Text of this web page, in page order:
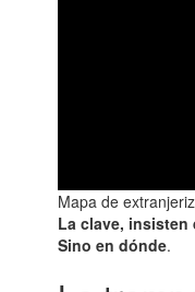
Mapa de
La clave, insisten
Sino en dónde.